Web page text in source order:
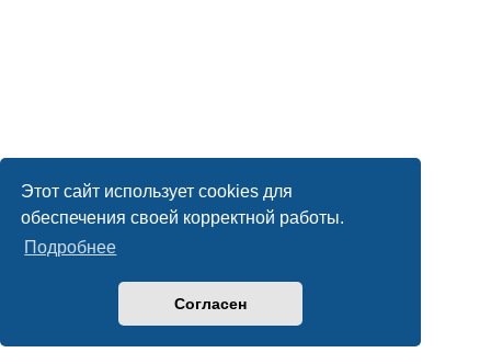
Этот сайт использует cookies для
обеспечения своей корректной работы.
Подробнее
Согласен